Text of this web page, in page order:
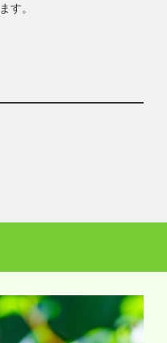
す。